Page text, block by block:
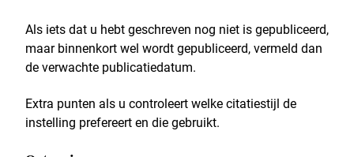
Als iets dat u hebt geschreven nog niet is gepubliceerd,
maar binnenkort wel wordt gepubliceerd, vermeld dan
de verwachte publicatiedatum.
Extra punten als u controleert welke citatiestijl de
instelling prefereert en die gebruikt.